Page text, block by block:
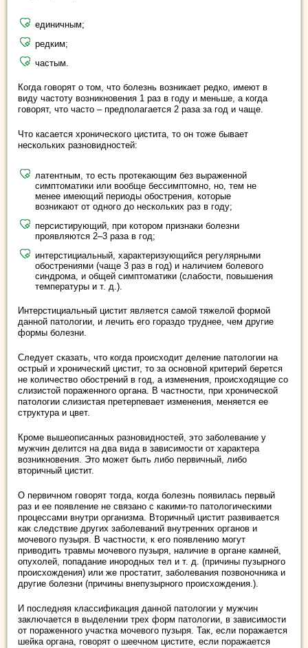
единичным;
редким;
частым.
Когда говорят о том, что болезнь возникает редко, имеют в
виду частоту возникновения 1 раз в году и меньше, а когда
говорят, что часто – предполагается 2 раза за год и чаще.
Что касается хронического цистита, то он тоже бывает
нескольких разновидностей:
латентным, то есть протекающим без выраженной
симптоматики или вообще бессимптомно, но, тем не
менее имеющий периоды обострения, которые
возникают от одного до нескольких раз в году;
персистирующий, при котором признаки болезни
проявляются 2–3 раза в год;
интерстициальный, характеризующийся регулярными
обострениями (чаще 3 раз в год) и наличием болевого
синдрома, и общей симптоматики (слабости, повышения
температуры и т. д.).
Интерстициальный цистит является самой тяжелой формой
данной патологии, и лечить его гораздо труднее, чем другие
формы болезни.
Следует сказать, что когда происходит деление патологии на
острый и хронический цистит, то за основной критерий берется
не количество обострений в год, а изменения, происходящие со
слизистой пораженного органа. В частности, при хронической
патологии слизистая претерпевает изменения, меняется ее
структура и цвет.
Кроме вышеописанных разновидностей, это заболевание у
мужчин делится на два вида в зависимости от характера
возникновения. Это может быть либо первичный, либо
вторичный цистит.
О первичном говорят тогда, когда болезнь появилась первый
раз и ее появление не связано с какими-то патологическими
процессами внутри организма. Вторичный цистит развивается
как следствие других заболеваний внутренних органов и
мочевого пузыря. В частности, к его появлению могут
приводить травмы мочевого пузыря, наличие в органе камней,
опухолей, попадание инородных тел и т. д. (причины пузырного
происхождения) или же простатит, заболевания позвоночника и
другие болезни (причины внепузырного происхождения.).
И последняя классификация данной патологии у мужчин
заключается в выделении трех форм патологии, в зависимости
от пораженного участка мочевого пузыря. Так, если поражается
шейка органа, говорят о шеечном цистите, если поражается